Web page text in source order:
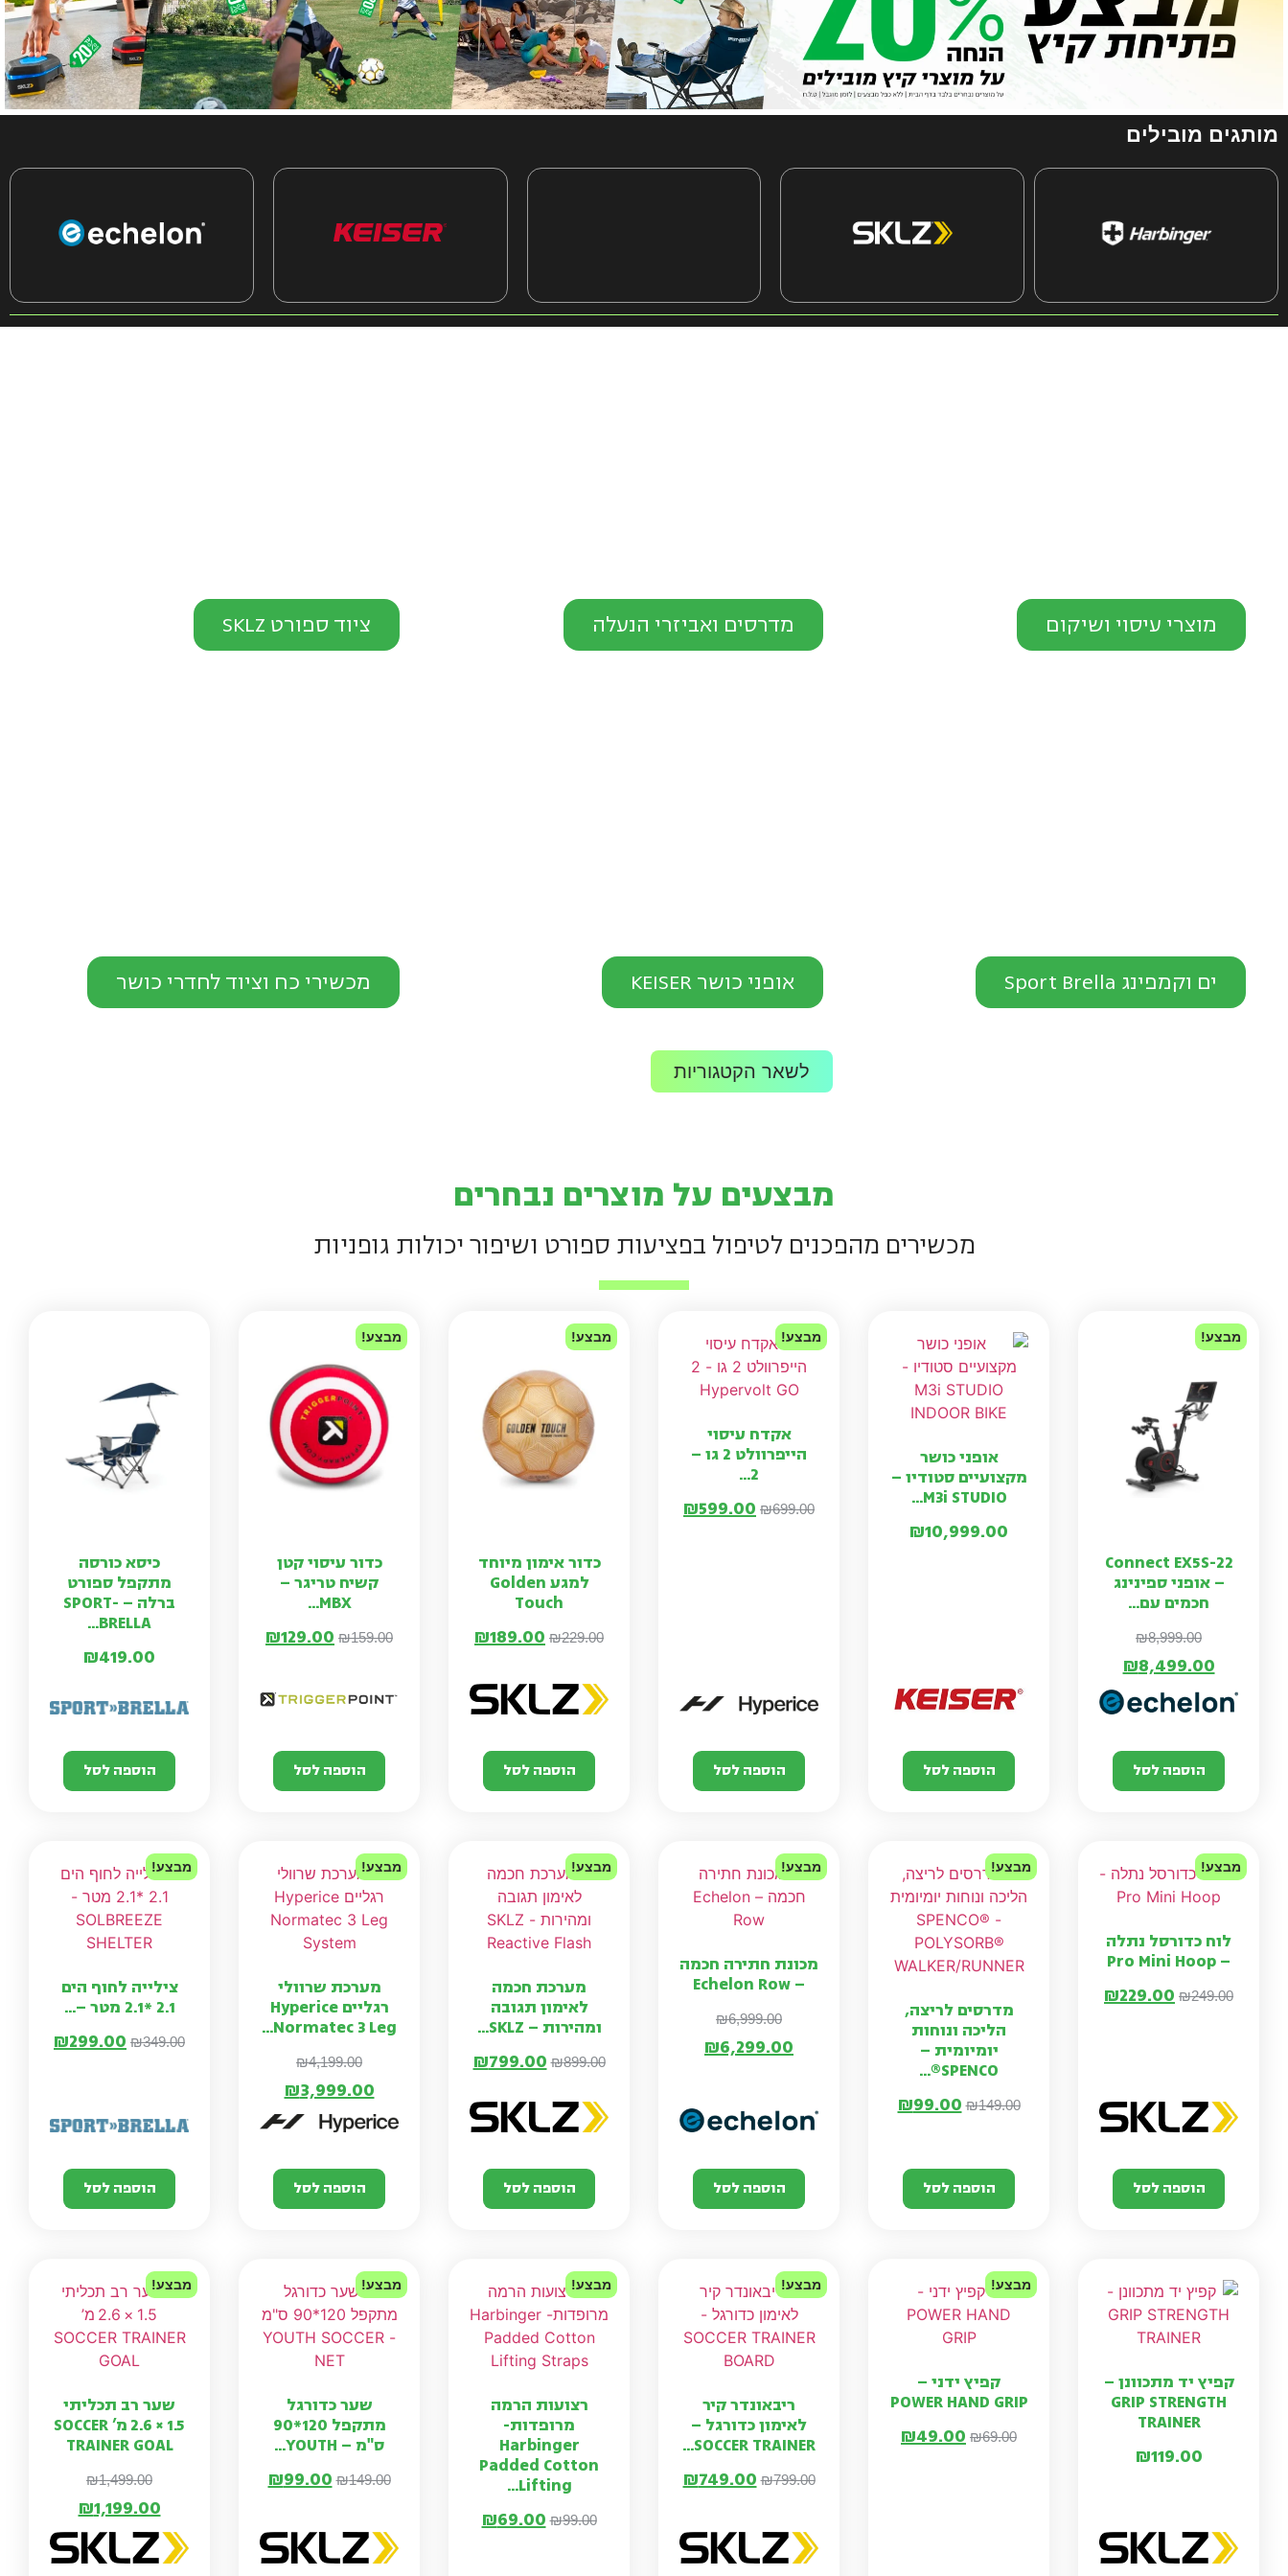
מותגים מובילים
מוצרי עיסוי ושיקום מדרסים ואביזרי הנעלה ציוד ספורט SKLZ
ים וקמפינג Sport Brella אופני כושר KEISER מכשירי כח וציוד לחדרי כושר
לשאר הקטגוריות
מבצעים על מוצרים נבחרים
מכשירים מהפכנים לטיפול בפציעות ספורט ושיפור יכולות גופניות
מבצע!
Connect EX5S-22
– אופני ספינינג
חכמים עם...
₪8,999.00
₪8,499.00
הוספה לסל
אופני כושר
מקצועיים סטודיו –
M3i STUDIO...
₪10,999.00
הוספה לסל
מבצע!
אקדח עיסוי
הייפרוולט 2 גו –
2...
₪699.00
₪599.00
הוספה לסל
מבצע!
כדור אימון מיוחד
למגע Golden
Touch
₪229.00
₪189.00
הוספה לסל
מבצע!
כדור עיסוי קטן
קשיח טריגר –
MBX...
₪159.00
₪129.00
הוספה לסל
כיסא כורסה
מתקפל ספורט
ברלה – SPORT-
BRELLA...
₪419.00
הוספה לסל
מבצע!
לוח כדורסל נתלה
– Pro Mini Hoop
₪249.00
₪229.00
הוספה לסל
מבצע!
מדרסים לריצה,
הליכה ונוחות
יומיומית –
SPENCO®...
₪149.00
₪99.00
הוספה לסל
מבצע!
מכונת חתירה חכמה
– Echelon Row
₪6,999.00
₪6,299.00
הוספה לסל
מבצע!
מערכת חכמה
לאימון תגובה
ומהירות – SKLZ...
₪899.00
₪799.00
הוספה לסל
מבצע!
מערכת שרוולי
רגליים Hyperice
Normatec 3 Leg...
₪4,199.00
₪3,999.00
הוספה לסל
מבצע!
צילייה לחוף הים
2.1 *2.1 מטר –...
₪349.00
₪299.00
הוספה לסל
קפיץ יד מתכוונן –
GRIP STRENGTH
TRAINER
₪119.00
מבצע!
קפיץ ידני –
POWER HAND GRIP
₪69.00
₪49.00
מבצע!
ריבאונדר קיר
לאימון כדורגל –
SOCCER TRAINER...
₪799.00
₪749.00
מבצע!
רצועות הרמה
מרופדות-
Harbinger
Padded Cotton
Lifting...
₪99.00
₪69.00
מבצע!
שער כדורגל
מתקפל 120*90
ס"מ – YOUTH...
₪149.00
₪99.00
מבצע!
שער רב תכליתי
1.5 × 2.6 מ’ SOCCER
TRAINER GOAL
₪1,499.00
₪1,199.00